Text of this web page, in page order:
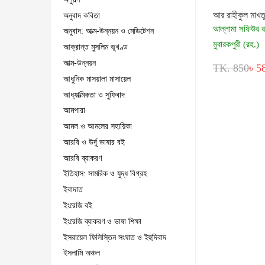
অনুবাদ কবিতা
অনুবাদ: আত্ম-উন্নয়ন ও মেডিটেশন
আক্রান্ত মুসলিম ভূখণ্ড
আত্ম-উন্নয়ন
আধুনিক মাসয়ালা মাসায়েল
আধ্যাত্মিকতা ও সুফিবাদ
আমপারা
আমল ও আমলের সহায়িকা
আরবি ও উর্দূ ভাষার বই
আরবি ব্যাকরণ
ইতিহাস: সামরিক ও যুদ্ধ বিগ্রহ
ইবাদাত
ইংরেজি বই
ইংরেজি ব্যাকরণ ও ভাষা শিক্ষা
ইসরায়েল ফিলিস্তিন সংঘাত ও ইহুদিবাদ
ইসলামি অঞ্চল
আর রাহীকুল
আল্লামা সফিউর
মুবারকপুরী (রহ.)
TK. 850৳